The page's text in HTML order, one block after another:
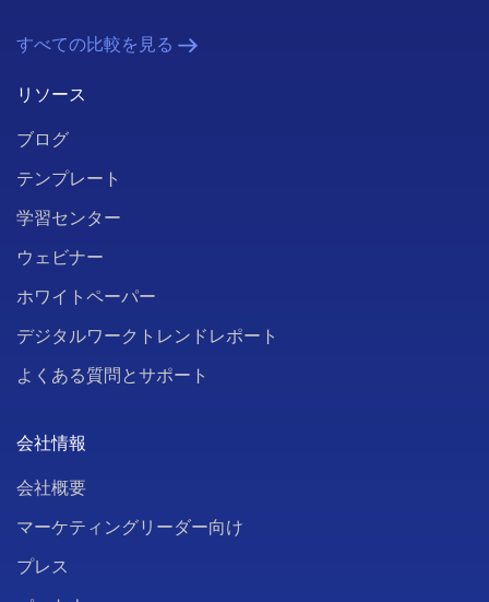
すべての比較を見る
リソース
ブログ
テンプレート
学習センター
ウェビナー
ホワイトペーパー
デジタルワークトレンドレポート
よくある質問とサポート
会社情報
会社概要
マーケティングリーダー向け
プレス